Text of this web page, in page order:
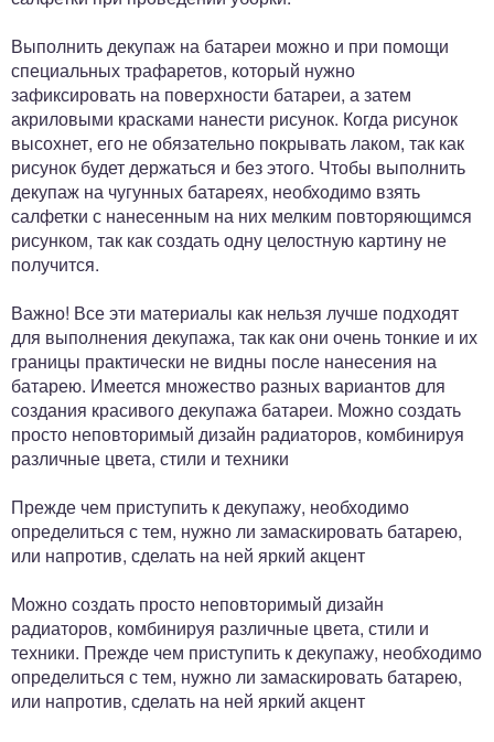
Выполнить декупаж на батареи можно и при помощи
специальных трафаретов, который нужно
зафиксировать на поверхности батареи, а затем
акриловыми красками нанести рисунок. Когда рисунок
высохнет, его не обязательно покрывать лаком, так как
рисунок будет держаться и без этого. Чтобы выполнить
декупаж на чугунных батареях, необходимо взять
салфетки с нанесенным на них мелким повторяющимся
рисунком, так как создать одну целостную картину не
получится.
Важно! Все эти материалы как нельзя лучше подходят
для выполнения декупажа, так как они очень тонкие и их
границы практически не видны после нанесения на
батарею. Имеется множество разных вариантов для
создания красивого декупажа батареи. Можно создать
просто неповторимый дизайн радиаторов, комбинируя
различные цвета, стили и техники
Прежде чем приступить к декупажу, необходимо
определиться с тем, нужно ли замаскировать батарею,
или напротив, сделать на ней яркий акцент
Можно создать просто неповторимый дизайн
радиаторов, комбинируя различные цвета, стили и
техники. Прежде чем приступить к декупажу, необходимо
определиться с тем, нужно ли замаскировать батарею,
или напротив, сделать на ней яркий акцент